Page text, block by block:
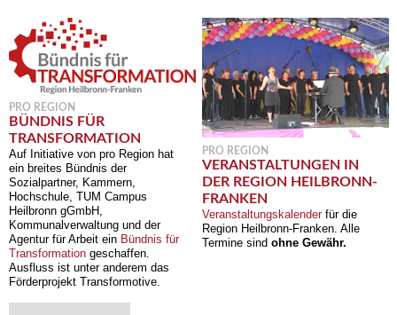
PRO REGION
BÜNDNIS FÜR
TRANSFORMATION
Auf Initiative von pro Region hat
ein breites Bündnis der
Sozialpartner, Kammern,
Hochschule, TUM Campus
Heilbronn gGmbH,
Kommunalverwaltung und der
Agentur für Arbeit ein Bündnis für
Transformation geschaffen.
Ausfluss ist unter anderem das
Förderprojekt Transformotive.
PRO REGION
VERANSTALTUNGEN IN
DER REGION HEILBRONN-
FRANKEN
Veranstaltungskalender für die
Region Heilbronn-Franken. Alle
Termine sind ohne Gewähr.